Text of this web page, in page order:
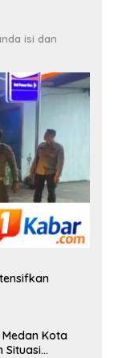
isi dan
Kota
Situasi